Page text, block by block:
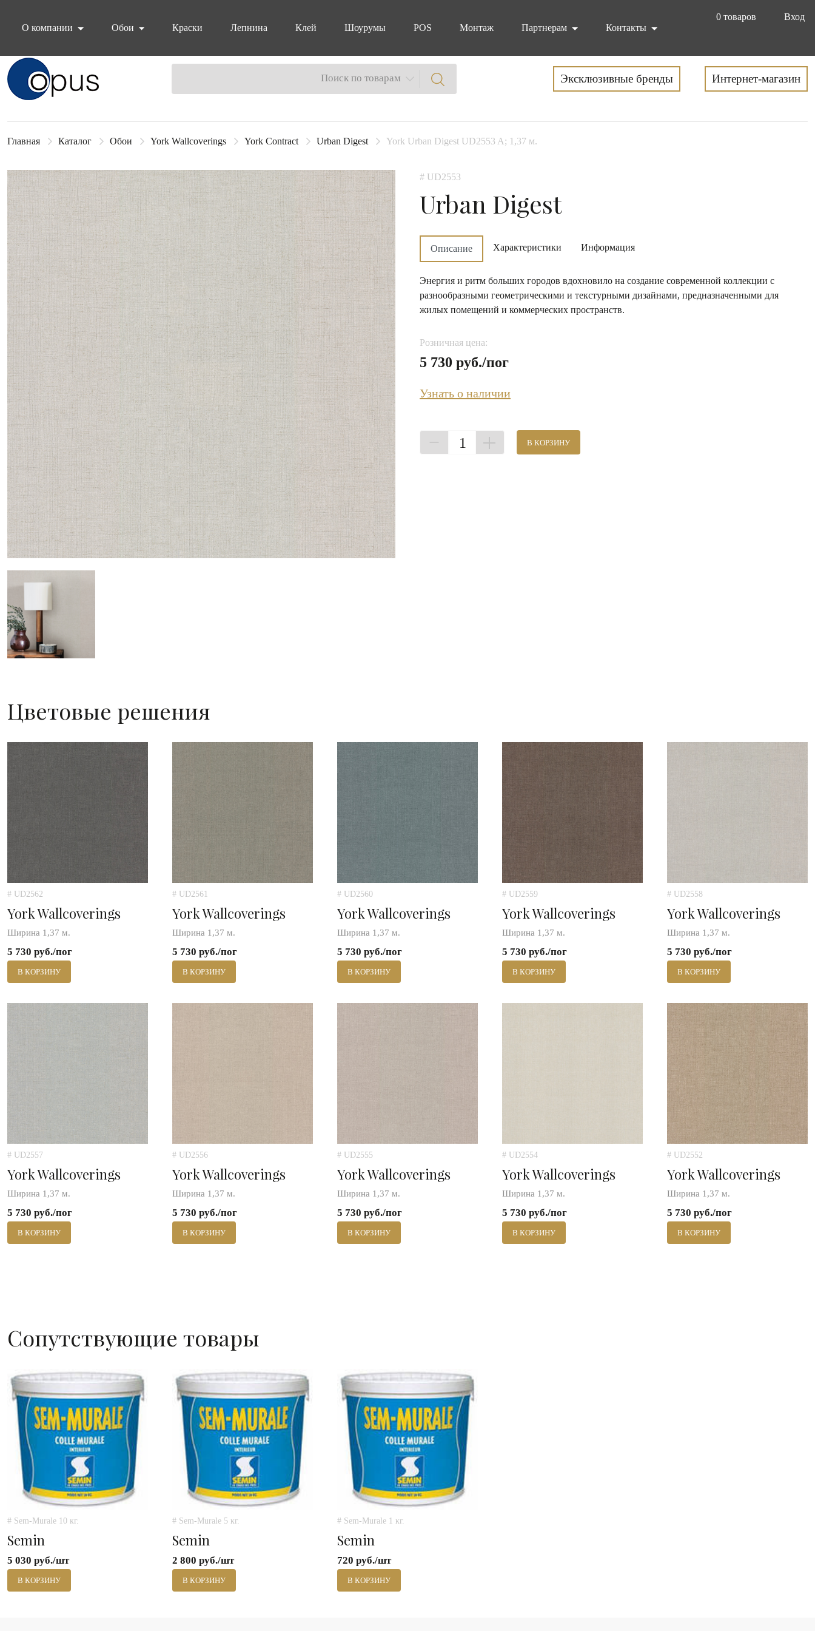
0 товаров
Вход
О компании
Обои Краски Лепнина Клей Шоурумы POS Монтаж Партнерам Контакты
Блок поиска Поиск по товарам Эксклюзивные бренды Интернет-магазин
Главная Каталог Обои York Wallcoverings York Contract Urban Digest York Urban Digest UD2553 A; 1,37 м.
# UD2553
Urban Digest
Описание Характеристики Информация
Энергия и ритм больших городов вдохновило на создание современной коллекции с
разнообразными геометрическими и текстурными дизайнами, предназначенными для
жилых помещений и коммерческих пространств.
Розничная цена:
5 730 руб./пог
Узнать о наличии
1 В КОРЗИНУ
Цветовые решения
# UD2562
York Wallcoverings
Ширина 1,37 м.
5 730 руб./пог
В КОРЗИНУ
# UD2561
York Wallcoverings
Ширина 1,37 м.
5 730 руб./пог
В КОРЗИНУ
# UD2560
York Wallcoverings
Ширина 1,37 м.
5 730 руб./пог
В КОРЗИНУ
# UD2559
York Wallcoverings
Ширина 1,37 м.
5 730 руб./пог
В КОРЗИНУ
# UD2558
York Wallcoverings
Ширина 1,37 м.
5 730 руб./пог
В КОРЗИНУ
# UD2557
York Wallcoverings
Ширина 1,37 м.
5 730 руб./пог
В КОРЗИНУ
# UD2556
York Wallcoverings
Ширина 1,37 м.
5 730 руб./пог
В КОРЗИНУ
# UD2555
York Wallcoverings
Ширина 1,37 м.
5 730 руб./пог
В КОРЗИНУ
# UD2554
York Wallcoverings
Ширина 1,37 м.
5 730 руб./пог
В КОРЗИНУ
# UD2552
York Wallcoverings
Ширина 1,37 м.
5 730 руб./пог
В КОРЗИНУ
Сопутствующие товары
# Sem-Murale 10 кг.
Semin
5 030 руб./шт
В КОРЗИНУ
# Sem-Murale 5 кг.
Semin
2 800 руб./шт
В КОРЗИНУ
# Sem-Murale 1 кг.
Semin
720 руб./шт
В КОРЗИНУ